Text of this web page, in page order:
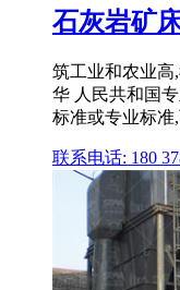
石灰岩矿
筑工业和农业高
华 人民共和国
标准或专业标准
联系电话: 180